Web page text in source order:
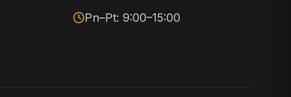
Pn–Pt: 9:00–15:00